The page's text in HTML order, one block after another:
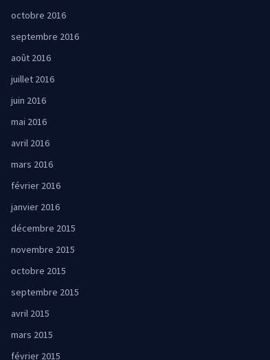
octobre 2016
septembre 2016
août 2016
juillet 2016
juin 2016
mai 2016
avril 2016
mars 2016
février 2016
janvier 2016
décembre 2015
novembre 2015
octobre 2015
septembre 2015
avril 2015
mars 2015
février 2015